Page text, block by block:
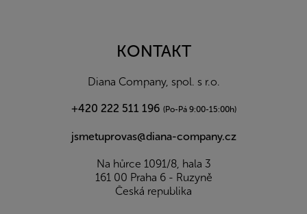
KONTAKT
Diana Company, spol. s r.o.
+420 222 511 196 (Po-Pá 9:00-15:00h)
jsmetuprovas@diana-company.cz
Na hůrce 1091/8, hala 3
161 00 Praha 6 - Ruzyně
Česká republika